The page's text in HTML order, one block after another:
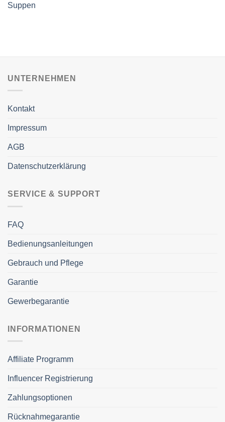
Suppen
UNTERNEHMEN
Kontakt
Impressum
AGB
Datenschutzerklärung
SERVICE & SUPPORT
FAQ
Bedienungsanleitungen
Gebrauch und Pflege
Garantie
Gewerbegarantie
INFORMATIONEN
Affiliate Programm
Influencer Registrierung
Zahlungsoptionen
Rücknahmegarantie